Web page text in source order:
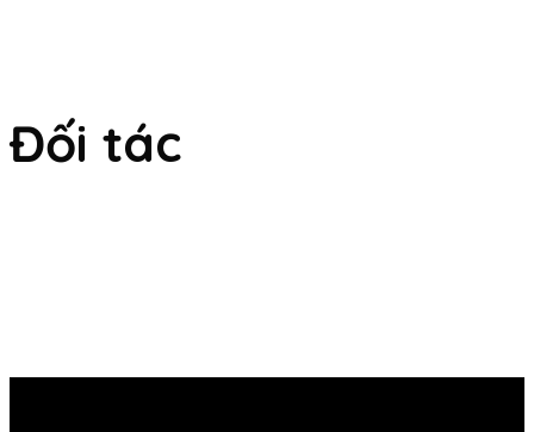
Đối tác